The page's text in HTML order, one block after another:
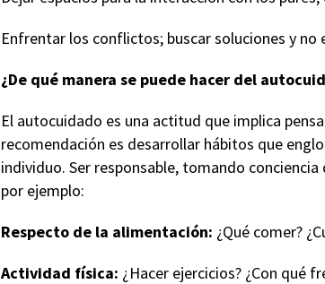
Enfrentar los conflictos; buscar soluciones y no
¿De qué manera se puede hacer del
El autocuidado es una actitud que implica
recomendación es desarrollar hábitos que
individuo. Ser responsable, tomando
por ejemplo:
Respecto de la alimentación: ¿Qué comer?
Actividad física: ¿Hacer ejercicios? ¿Con qué